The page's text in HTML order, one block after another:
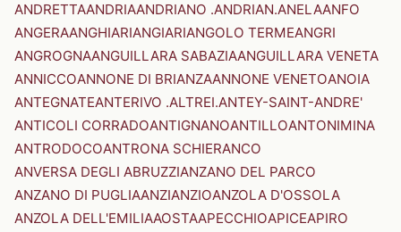
ANDRETTAANDRIAANDRIANO .ANDRIAN.ANELAANFO
ANGERAANGHIARIANGIARIANGOLO TERMEANGRI
ANGROGNAANGUILLARA SABAZIAANGUILLARA VENETA
ANNICCOANNONE DI BRIANZAANNONE VENETOANOIA
ANTEGNATEANTERIVO .ALTREI.ANTEY-SAINT-ANDRE'
ANTICOLI CORRADOANTIGNANOANTILLOANTONIMINA
ANTRODOCOANTRONA SCHIERANCO
ANVERSA DEGLI ABRUZZIANZANO DEL PARCO
ANZANO DI PUGLIAANZIANZIOANZOLA D'OSSOLA
ANZOLA DELL'EMILIAAOSTAAPECCHIOAPICEAPIRO